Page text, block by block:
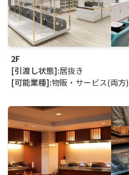
2F
[引渡し状態]:居抜き
[可能業種]:物販・サービス(両方)